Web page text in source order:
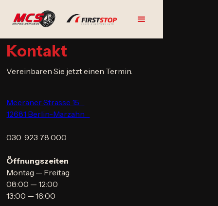
Kontakt
Vereinbaren Sie jetzt einen Termin.
Meeraner Strasse 15
12681 Berlin-Marzahn
030 923 78 000
Öffnungszeiten
Montag — Freitag
08:00 — 12:00
13:00 — 16:00